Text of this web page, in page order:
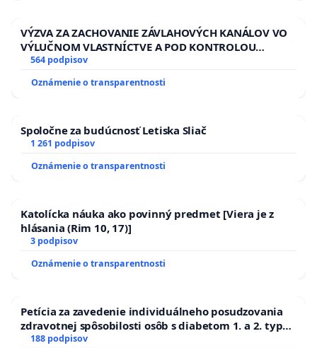
VÝZVA ZA ZACHOVANIE ZÁVLAHOVÝCH KANÁLOV VO
VÝLUČNOM VLASTNÍCTVE A POD KONTROLOU
SLOVENSKEJ REPUBLIKY & žiadosť na riešenie
zanedbaného stavu závlahových a odvodňovacích
kanálov na Slovensku
564 podpisov
Oznámenie o transparentnosti
Spoločne za budúcnosť Letiska Sliač
1 261 podpisov
Oznámenie o transparentnosti
Katolícka náuka ako povinný predmet [Viera je z
hlásania (Rim 10, 17)]
3 podpisov
Oznámenie o transparentnosti
Petícia za zavedenie individuálneho posudzovania
zdravotnej spôsobilosti osôb s diabetom 1. a 2. typu
pri prijímaní do Policajného zboru SR
188 podpisov